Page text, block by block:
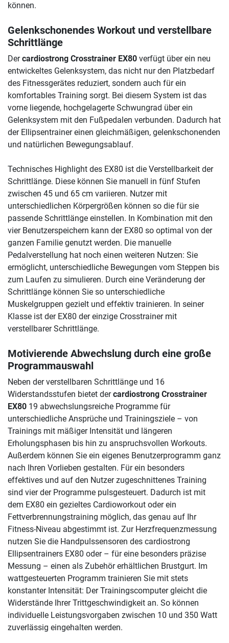
können.
Gelenkschonendes Workout und verstellbare
Schrittlänge
Dercardiostrong Crosstrainer EX80 verfügt über ein neu
entwickeltes Gelenksystem, das nicht nur den Platzbedarf
des Fitnessgerätes reduziert, sondern auch für ein
komfortables Training sorgt. Bei diesem System ist das
vorne liegende, hochgelagerte Schwungrad über ein
Gelenksystem mit den Fußpedalen verbunden. Dadurch hat
der Ellipsentrainer einen gleichmäßigen, gelenkschonenden
und natürlichen Bewegungsablauf.
Technisches Highlight des EX80 ist die Verstellbarkeit der
Schrittlänge. Diese können Sie manuell in fünf Stufen
zwischen 45 und 65 cm variieren. Nutzer mit
unterschiedlichen Körpergrößen können so die für sie
passende Schrittlänge einstellen. In Kombination mit den
vier Benutzerspeichern kann der EX80 so optimal von der
ganzen Familie genutzt werden. Die manuelle
Pedalverstellung hat noch einen weiteren Nutzen: Sie
ermöglicht, unterschiedliche Bewegungen vom Steppen bis
zum Laufen zu simulieren. Durch eine Veränderung der
Schrittlänge können Sie so unterschiedliche
Muskelgruppen gezielt und effektiv trainieren. In seiner
Klasse ist der EX80 der einzige Crosstrainer mit
verstellbarer Schrittlänge.
Motivierende Abwechslung durch eine große
Programmauswahl
Neben der verstellbaren Schrittlänge und 16
Widerstandsstufen bietet dercardiostrong Crosstrainer
EX80 19 abwechslungsreiche Programme für
unterschiedliche Ansprüche und Trainingsziele – von
Trainings mit mäßiger Intensität und längeren
Erholungsphasen bis hin zu anspruchsvollen Workouts.
Außerdem können Sie ein eigenes Benutzerprogramm ganz
nach Ihren Vorlieben gestalten. Für ein besonders
effektives und auf den Nutzer zugeschnittenes Training
sind vier der Programme pulsgesteuert. Dadurch ist mit
dem EX80 ein gezieltes Cardioworkout oder ein
Fettverbrennungstraining möglich, das genau auf Ihr
Fitness-Niveau abgestimmt ist. Zur Herzfrequenzmessung
nutzen Sie die Handpulssensoren des cardiostrong
Ellipsentrainers EX80 oder – für eine besonders präzise
Messung – einen als Zubehör erhältlichen Brustgurt. Im
wattgesteuerten Programm trainieren Sie mit stets
konstanter Intensität: Der Trainingscomputer gleicht die
Widerstände Ihrer Trittgeschwindigkeit an. So können
individuelle Leistungsvorgaben zwischen 10 und 350 Watt
zuverlässig eingehalten werden.